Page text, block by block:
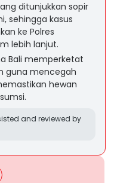
ditunjukkan sopir
sehingga kasus
ke Polres
lebih lanjut.
Bali memperketat
guna mencegah
hewan
and reviewed by